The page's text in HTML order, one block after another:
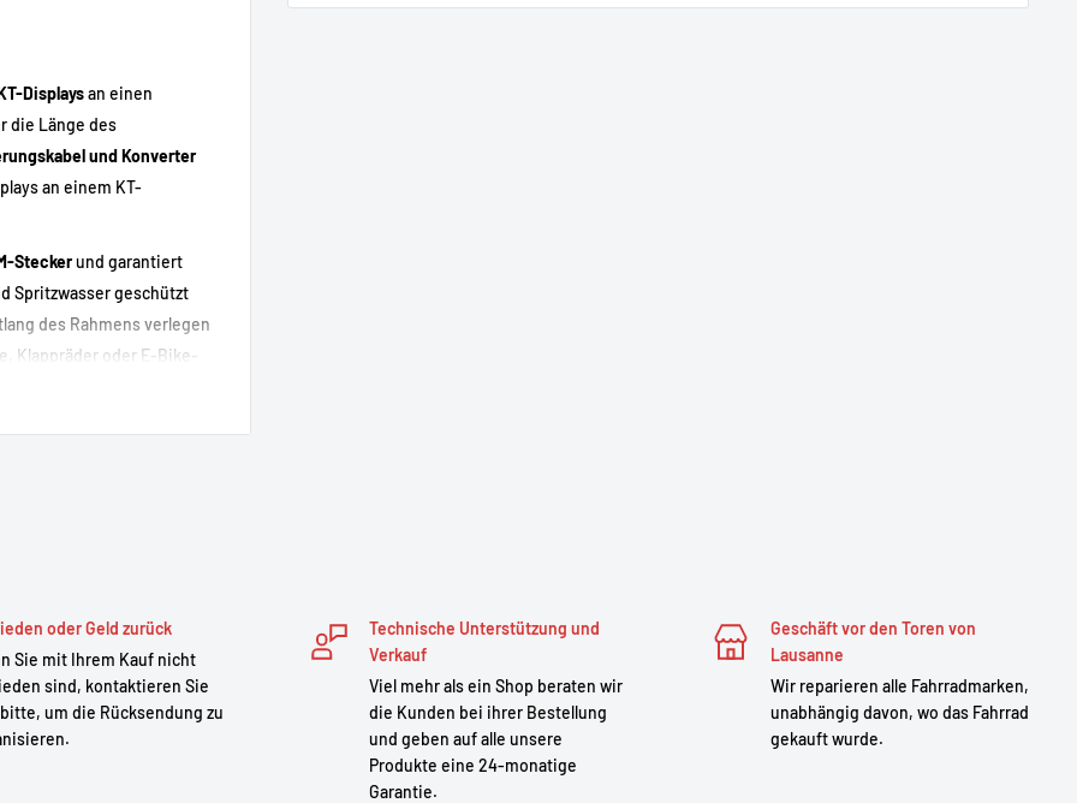
Displaysan einen
die Länge des
und Konverter
an einem KT-
Steckerund garantiert
Spritzwasser geschützt
des Rahmens verlegen
Klappräder oder E-Bike-
Controllers.
oder Geld zurück
Sie mit Ihrem Kauf nicht
sind, kontaktieren Sie
um die Rücksendung zu
Technische Unterstützung und
Verkauf
Viel mehr als ein Shop beraten wir
die Kunden bei ihrer Bestellung
und geben auf alle unsere
Produkte eine 24-monatige
Garantie.
Geschäft vor den Toren von
Lausanne
Wir reparieren alle Fahrradmarken,
unabhängig davon, wo das Fahrrad
gekauft wurde.